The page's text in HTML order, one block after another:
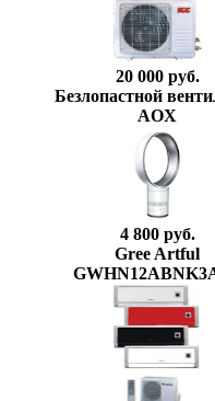
20 000 руб.
Безлопастной
AOX
4 800 руб.
Gree Artful